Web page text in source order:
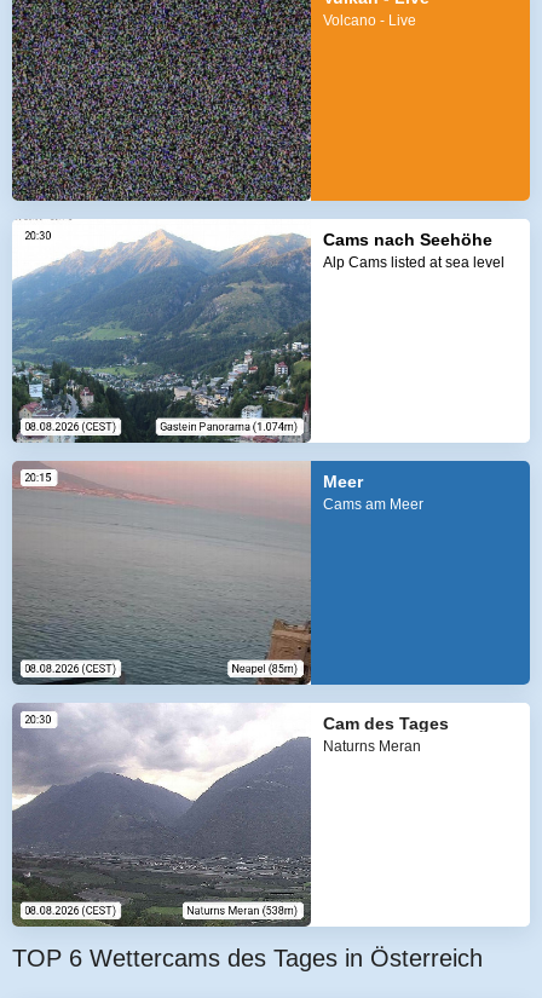
Volcano - Live
Cams nach Seehöhe
Alp Cams listed at sea level
Meer
Cams am Meer
Cam des Tages
Naturns Meran
TOP 6 Wettercams des Tages in Österreich